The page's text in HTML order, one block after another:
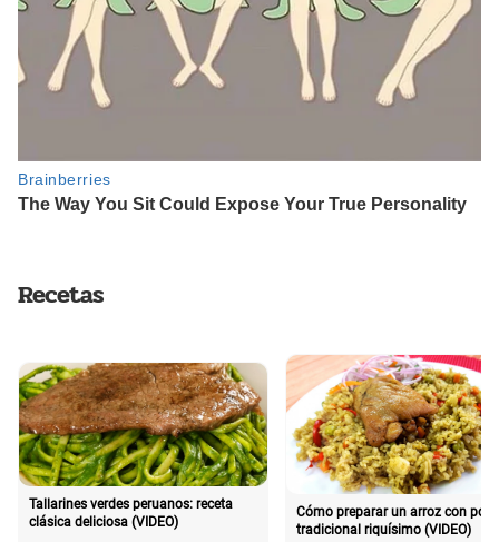
Recetas
Tallarines verdes peruanos: receta
clásica deliciosa (VIDEO)
Cómo preparar un arroz con pollo
tradicional riquísimo (VIDEO)